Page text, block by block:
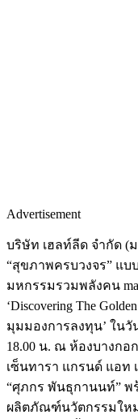
Advertisement
บริษัท เฮลท์ลีด จำกัด (
“สุขภาพครบวงจร” แบบ
มหกรรมรวมพลังคน
‘Discovering The
มุมมองการลงทุน’ ในวั
18.00 น. ณ ห้องบางกอ
เซ็นทารา แกรนด์ แอท
“ศุภกร พันธุกานนท์”
ผลิตภัณฑ์นวัตกรรมให